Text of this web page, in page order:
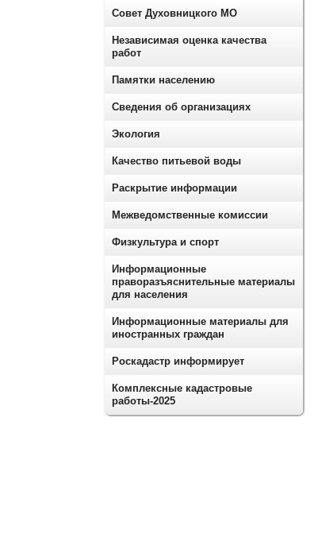
Совет Духовницкого МО
Независимая оценка качества
работ
Памятки населению
Сведения об организациях
Экология
Качество питьевой воды
Раскрытие информации
Межведомственные комиссии
Физкультура и спорт
Информационные
праворазъяснительные материалы
для населения
Информационные материалы для
иностранных граждан
Роскадастр информирует
Комплексные кадастровые
работы-2025